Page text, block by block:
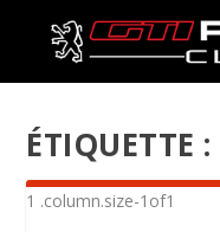
ÉTIQUETTE :